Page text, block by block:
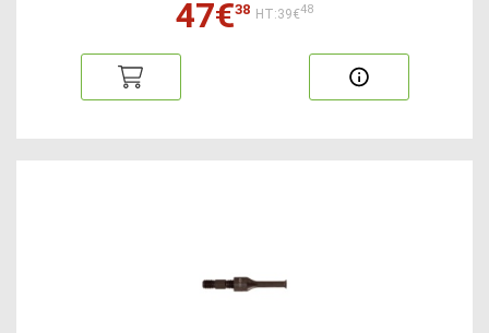
47€38 HT:39€48